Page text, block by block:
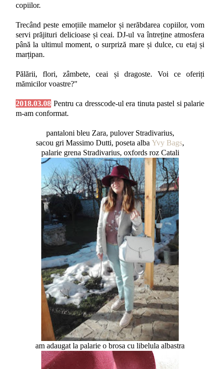
copiilor.
Trecând peste emoțiile mamelor și nerăbdarea copiilor, vom
servi prăjituri delicioase și ceai. DJ-ul va întreține atmosfera
până la ultimul moment, o surpriză mare și dulce, cu etaj și
marțipan.
Pălării, flori, zâmbete, ceai și dragoste. Voi ce oferiți
mămicilor voastre?"
2018.03.08 Pentru ca dresscode-ul era tinuta pastel si palarie
m-am conformat.
pantaloni bleu Zara, pulover Stradivarius,
sacou gri Massimo Dutti, poseta alba Yvy Bags,
palarie grena Stradivarius, oxfords roz Catali
am adaugat la palarie o brosa cu libelula albastra